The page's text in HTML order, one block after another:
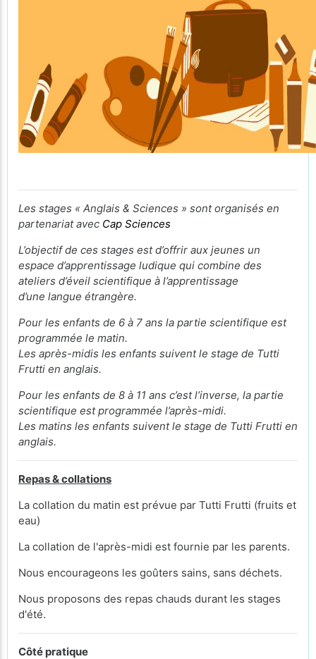
Les stages « Anglais & Sciences » sont organisés en
partenariat avec Cap Sciences
L’objectif de ces stages est d’offrir aux jeunes un
espace d’apprentissage ludique qui combine des
ateliers d’éveil scientifique à l’apprentissage
d’une langue étrangère.
Pour les enfants de 6 à 7 ans la partie scientifique est
programmée le matin.
Les après-midis les enfants suivent le stage de Tutti
Frutti en anglais.
Pour les enfants de 8 à 11 ans c’est l’inverse, la partie
scientifique est programmée l’après-midi.
Les matins les enfants suivent le stage de Tutti Frutti en
anglais.
Repas & collations
La collation du matin est prévue par Tutti Frutti (fruits et
eau)
La collation de l'après-midi est fournie par les parents.
Nous encourageons les goûters sains, sans déchets.
Nous proposons des repas chauds durant les stages
d'été.
Côté pratique